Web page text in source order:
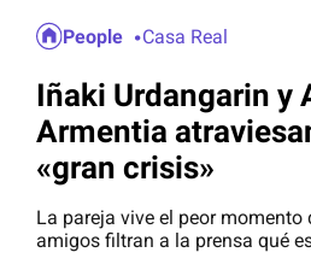
People Casa Real
Iñaki Urdangarin y
Armentia
«gran crisis»
La pareja vive el peor momento
amigos filtran a la prensa qué